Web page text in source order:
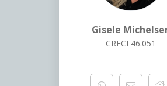
Gisele
CRECI 46.051